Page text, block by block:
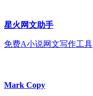
星火网文助手
免费A小说网文写作工具
Mark Copy